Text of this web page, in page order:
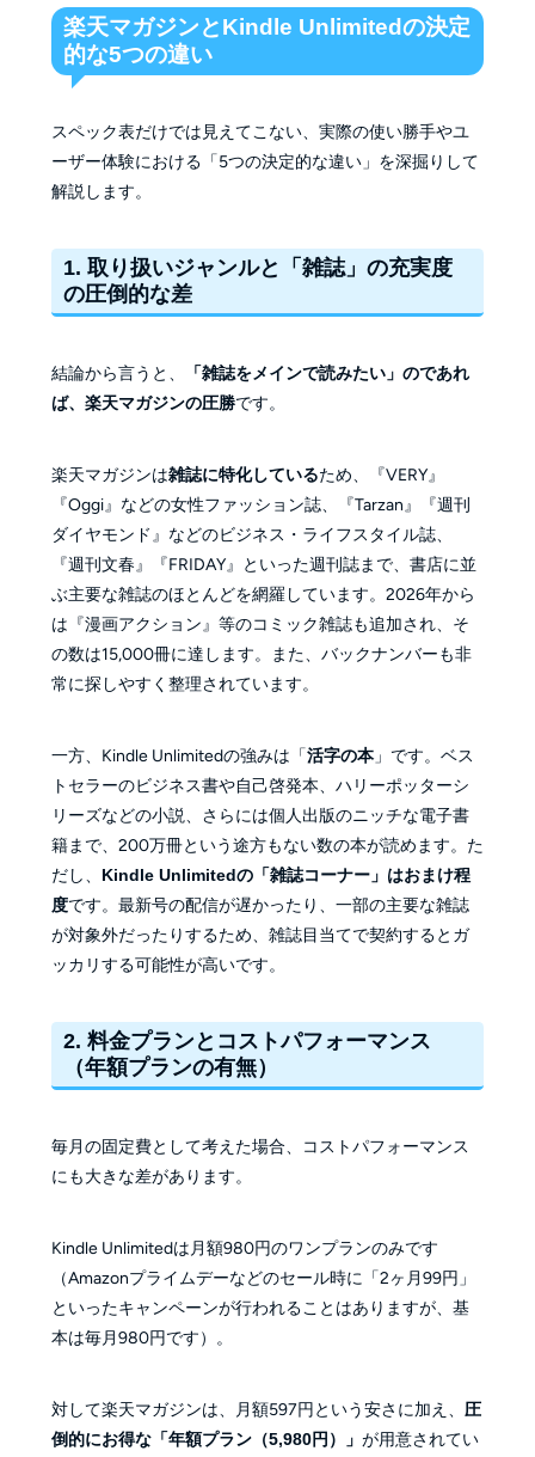
楽天マガジンとKindle Unlimitedの決定
的な5つの違い
スペック表だけでは見えてこない、実際の使い勝手やユ
ーザー体験における「5つの決定的な違い」を深掘りして
解説します。
1. 取り扱いジャンルと「雑誌」の充実度
の圧倒的な差
結論から言うと、
「雑誌をメインで読みたい」のであれ
ば、楽天マガジンの圧勝です。
楽天マガジンは雑誌に特化しているため、『VERY』
『Oggi』などの女性ファッション誌、『Tarzan』『週刊
ダイヤモンド』などのビジネス・ライフスタイル誌、
『週刊文春』『FRIDAY』といった週刊誌まで、書店に並
ぶ主要な雑誌のほとんどを網羅しています。2026年から
は『漫画アクション』等のコミック雑誌も追加され、そ
の数は15,000冊に達します。また、バックナンバーも非
常に探しやすく整理されています。
一方、Kindle Unlimitedの強みは「活字の本」です。ベス
トセラーのビジネス書や自己啓発本、ハリーポッターシ
リーズなどの小説、さらには個人出版のニッチな電子書
籍まで、200万冊という途方もない数の本が読めます。た
だし、
Kindle Unlimitedの「雑誌コーナー」はおまけ程
度です。最新号の配信が遅かったり、一部の主要な雑誌
が対象外だったりするため、雑誌目当てで契約するとガ
ッカリする可能性が高いです。
2. 料金プランとコストパフォーマンス
（年額プランの有無）
毎月の固定費として考えた場合、コストパフォーマンス
にも大きな差があります。
Kindle Unlimitedは月額980円のワンプランのみです
（Amazonプライムデーなどのセール時に「2ヶ月99円」
といったキャンペーンが行われることはありますが、基
本は毎月980円です）。
対して楽天マガジンは、月額597円という安さに加え、
圧
倒的にお得な「年額プラン（5,980円）」 が用意されてい